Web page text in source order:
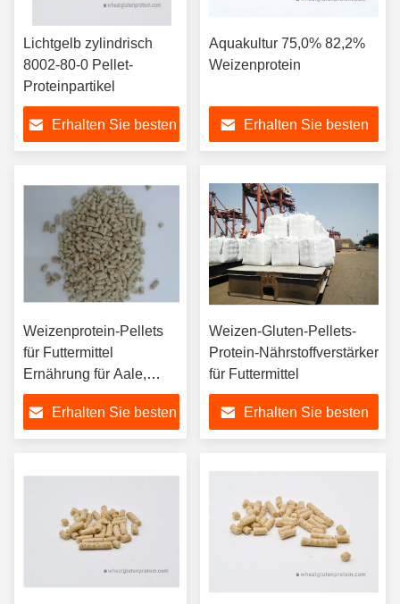
Lichtgelb zylindrisch
8002-80-0 Pellet-
Proteinpartikel
Erhalten Sie besten
Aquakultur 75,0% 82,2%
Weizenprotein
Erhalten Sie besten
Weizenprotein-Pellets
für Futtermittel
Ernährung für Aale,
Garnelen Lachs usw.
Erhalten Sie besten
Weizen-Gluten-Pellets-
Protein-Nährstoffverstärker
für Futtermittel
Erhalten Sie besten